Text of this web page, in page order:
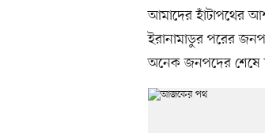
আমাদের হাঁটাপথের
ইরানামাডুর পরের
অনেক জনপদের শেষে